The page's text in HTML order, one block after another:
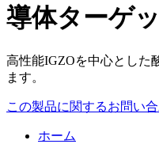
導体ターゲ
高性能IGZOを中心とした
ます。
この製品に関するお問い
ホーム